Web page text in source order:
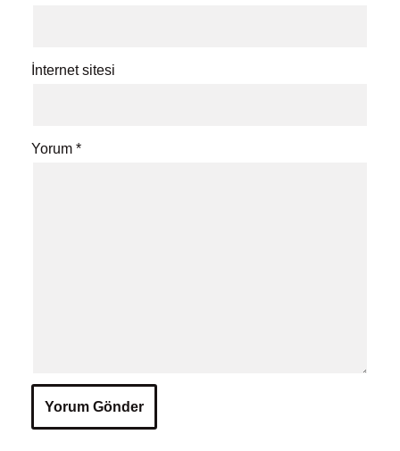
İnternet sitesi
Yorum *